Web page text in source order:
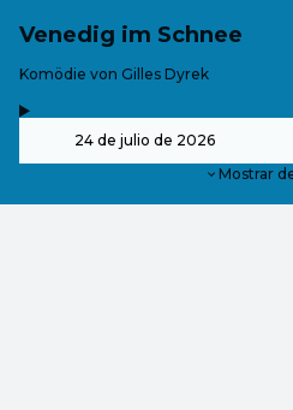
Venedig im Schnee
-
Komödie von Gilles Dyrek
24 de julio de 2026
Mostrar